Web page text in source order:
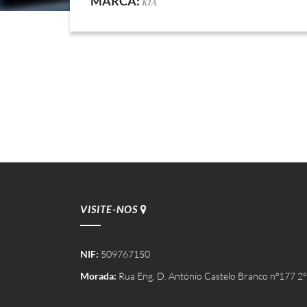
VISITE-NOS
NIF: 509767150
Morada: Rua Eng. D. António Castelo Branco nº177